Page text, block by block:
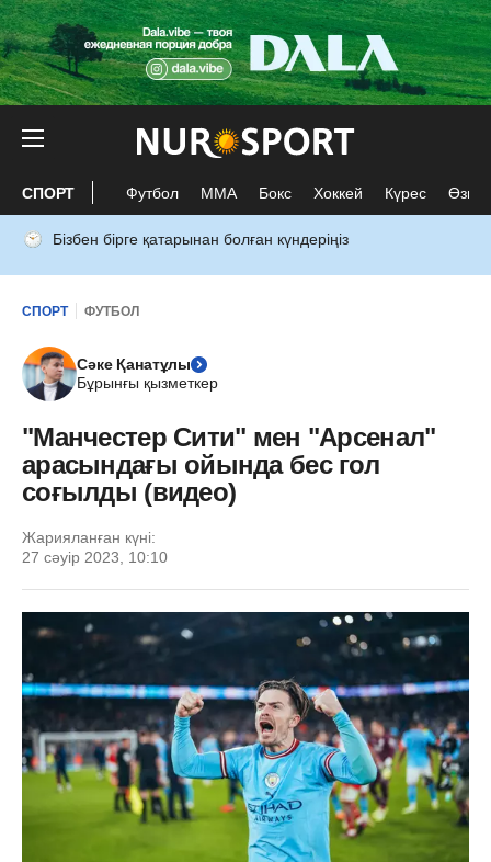
СПОРТ Футбол ММА Бокс Хоккей Күрес Өзге
Бізбен бірге қатарынан болған күндеріңіз
СПОРТ ФУТБОЛ
Сәке Қанатұлы
Бұрынғы қызметкер
"Манчестер Сити" мен "Арсенал"
арасындағы ойында бес гол
соғылды (видео)
Жарияланған күні:
27 сәуір 2023, 10:10